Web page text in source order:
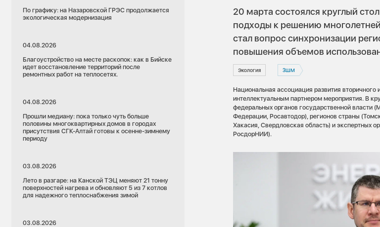
По графику: на Назаровской ГРЭС продолжается
экологическая модернизация
04.08.2026
Благоустройство на месте раскопок: как в Бийске
идет восстановление территорий после
ремонтных работ на теплосетях.
04.08.2026
Прошли медиану: пока только чуть больше
половины многоквартирных домов в городах
присутствия СГК-Алтай готовы к осенне-зимнему
периоду
03.08.2026
Лето в разгаре: на Канской ТЭЦ меняют 21 тонну
поверхностей нагрева и обновляют 5 из 7 котлов
для надежного теплоснабжения зимой
03.08.2026
20 марта состоялся круглый
подходы к решению
стал вопрос синхронизации
повышения объемов
Экология ЗШМ
Национальная ассоциация развития
интеллектуальным партнером мероприятия. В
федеральных органов государственной власти
Федерации, Росавтодор), регионов страны
Хакасия, Свердловская область) и экспертных
РосдорНИИ).